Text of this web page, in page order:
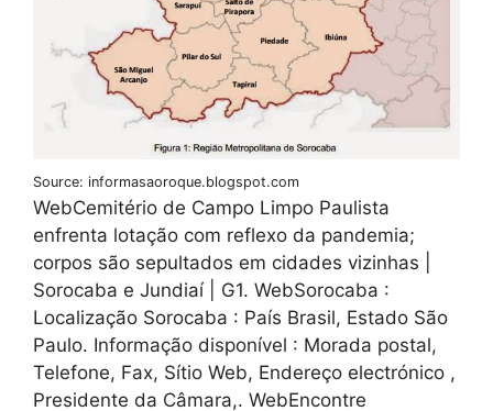
Source: informasaoroque.blogspot.com
WebCemitério de Campo Limpo Paulista
enfrenta lotação com reflexo da pandemia;
corpos são sepultados em cidades vizinhas |
Sorocaba e Jundiaí | G1. WebSorocaba :
Localização Sorocaba : País Brasil, Estado São
Paulo. Informação disponível : Morada postal,
Telefone, Fax, Sítio Web, Endereço electrónico ,
Presidente da Câmara,. WebEncontre